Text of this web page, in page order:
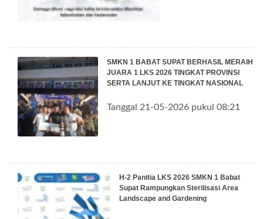
SMKN 1 BABAT SUPAT BERHASIL MERAIH
JUARA 1 LKS 2026 TINGKAT PROVINSI
SERTA LANJUT KE TINGKAT NASIONAL
Tanggal 21-05-2026 pukul 08:21
H-2 Panitia LKS 2026 SMKN 1 Babat
Supat Rampungkan Sterilisasi Area
Landscape and Gardening